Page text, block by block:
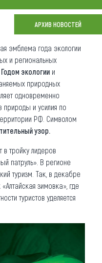
АРХИВ НОВОСТЕЙ
эмблема года экологии
и региональных
экологии и
природных
одновременно
природы и усилия по
РФ. Символом
узор.
в тройку лидеров
патруль». В регионе
туризм. Так, в декабре
зимовка», где
туристов уделяется